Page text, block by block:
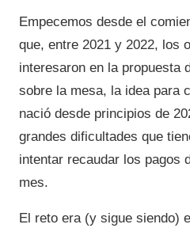
Empecemos desde el
que, entre 2021 y 2022, los
interesaron en la propuesta
sobre la mesa, la idea para
nació desde principios de
grandes dificultades que
intentar recaudar los pagos
mes.
El reto era (y sigue siendo)